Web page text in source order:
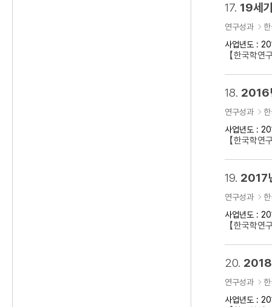
17. 19세
연구성과
사업년도 :
【한국학
18. 2016
연구성과
사업년도 :
【한국학
19. 2017
연구성과
사업년도 :
【한국학
20. 2018
연구성과
사업년도 :